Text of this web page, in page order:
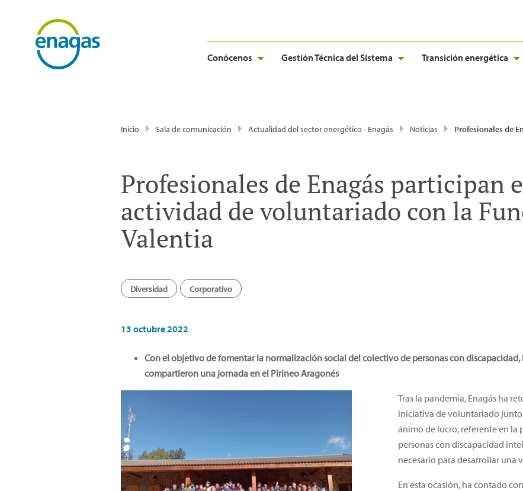
Conócenos Gestión Técnica del Sistema Transición energética
Inicio Sala de comunicación Actualidad del sector energético - Enagás Noticias Profesionales de Enagás participan en una actividad de
Profesionales de Enagás participan
actividad de voluntariado con la
Valentia
Diversidad Corporativo
13 octubre 2022
Con el objetivo de fomentar la normalización social del colectivo de personas con discapacidad,
compartieron una jornada en el Pirineo Aragonés
Tras la pandemia, Enagás ha
iniciativa de voluntariado junto
ánimo de lucro, referente en la
personas con discapacidad
necesario para desarrollar una
En esta ocasión, ha contado